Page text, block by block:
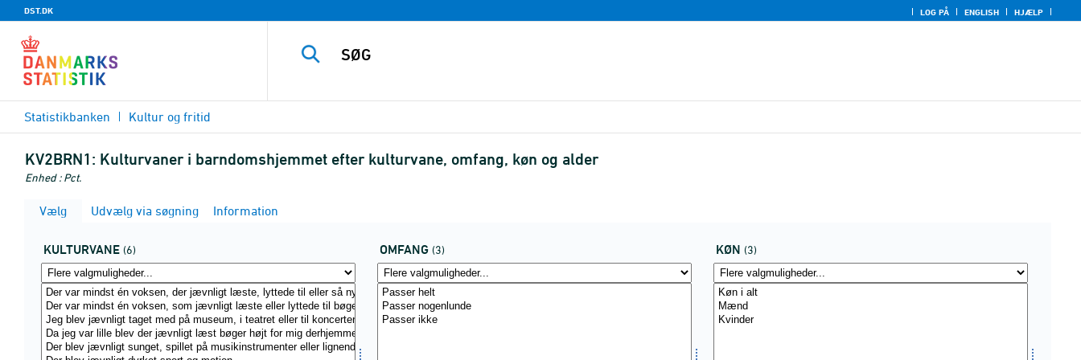
DST.DK LOG PÅ ENGLISH HJÆLP
Statistikbanken Kultur og fritid
KV2BRN1: Kulturvaner i barndomshjemmet efter kulturvane, omfang, køn og alder
Enhed : Pct.
Vælg Udvælg via søgning Information
KULTURVANE (6) OMFANG (3) KØN (3)